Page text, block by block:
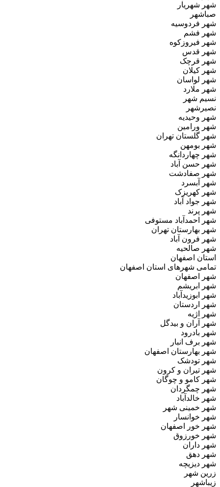
شهر شهریار
صباشهر
شهر فردوسیه
شهر فشم
شهر فیروزکوه
شهر قدس
شهر قرچک
شهر کیلان
شهر لواسان
شهر ملارد
نسیم‌ شهر
نصیرشهر
شهر وحیدیه
شهر ورامین
شهر گلستان تهران
شهر بومهن
شهر چهاردانگه
شهر حسن آباد
شهر صفادشت
شهر آبسرد
شهر کهریزک
شهر جواد آباد
شهر پرند
شهر احمدآباد مستوفی
شهر بهارستان تهران
شهر فرون آباد
شهر صالحیه
استان اصفهان
تمامی شهرهای استان اصفهان
شهر اصفهان
شهر ابریشم
شهر ابوزیدآباد
شهر اردستان
شهر اژیه
شهر آران و بیدگل
شهر بادرود
شهر برف‌ انبار
شهر بهارستان اصفهان
شهر تودشک
شهر تیران و کرون
شهر کامو و چوگان
شهر چمگردان
شهر خالدآباد
شهر خمینی‌ شهر
شهر خوانسار
شهر خور اصفهان
شهر خورزوق
شهر داران
شهر دهق
شهر دیزیچه
زرین‌ شهر
زیباشهر